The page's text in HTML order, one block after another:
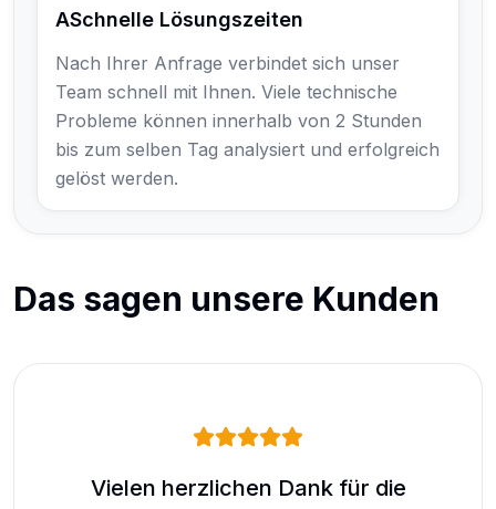
ASchnelle Lösungszeiten
Nach Ihrer Anfrage verbindet sich unser
Team schnell mit Ihnen. Viele technische
Probleme können innerhalb von 2 Stunden
bis zum selben Tag analysiert und erfolgreich
gelöst werden.
Das sagen unsere Kunden
Vielen herzlichen Dank für die